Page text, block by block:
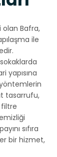
olan Bafra,
ile
yapısına
tasarrufu,
filtre
sıfıra
bir hizmet,